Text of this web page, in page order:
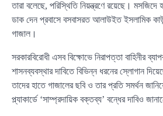
তারা বলেছে, পরিস্থিতি নিয়ন্ত্রণে রয়েছে।
ডাক দেন প্রবাসে বসবাসরত আলাউইত ইসলামিক
গাজাল।
সরকারবিরোধী এসব বিক্ষোভে নিরাপত্তা বাহিনীর
শাসনব্যবস্থার দাবিতে বিভিন্ন ধরনের স্লোগান
তাদের হাতে গাজালের ছবি ও তার প্রতি সমর্থন
প্ল্যাকার্ডে ‘সাম্প্রদায়িক বক্তব্য’ বন্ধের দাবিও